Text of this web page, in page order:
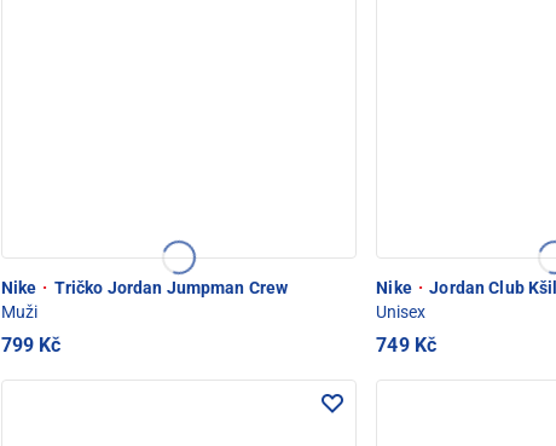
Nike · Tričko Jordan Jumpman Crew
Muži
799 Kč
Nike · Jordan Club
Unisex
749 Kč